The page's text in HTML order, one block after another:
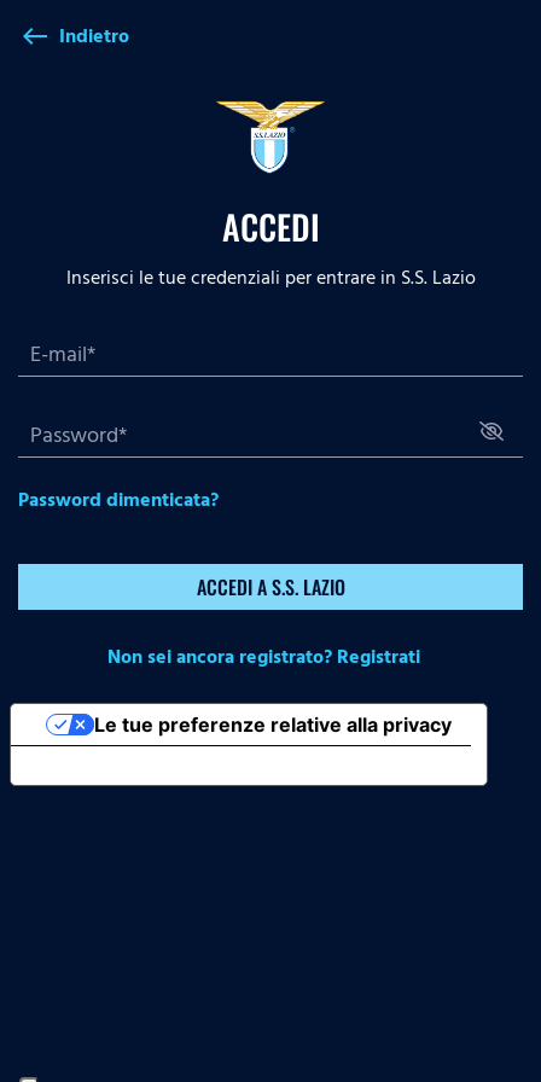
west Indietro
ACCEDI
Inserisci le tue credenziali per entrare in S.S. Lazio
Password dimenticata?
ACCEDI A S.S. LAZIO
Non sei ancora registrato? Registrati
Le tue preferenze relative alla privacy